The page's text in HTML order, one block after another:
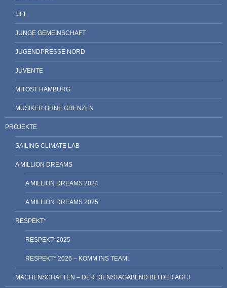
IJEL
JUNGE GEMEINSCHAFT
JUGENDPRESSE NORD
JUVENTE
MITOST HAMBURG
MUSIKER OHNE GRENZEN
PROJEKTE
SAILING CLIMATE LAB
A MILLION DREAMS
A MILLION DREAMS 2024
A MILLION DREAMS 2025
RESPEKT*
RESPEKT*2025
RESPEKT* 2026 – KOMM INS TEAM!
MACHENSCHAFTEN – DER DIENSTAGABEND BEI DER AGFJ